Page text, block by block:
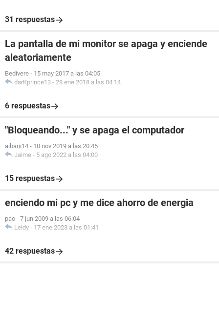
31 respuestas
La pantalla de mi monitor se apaga y enciende
aleatoriamente
Bedivere - 15 may 2017 a las 04:05
darKprince13 - 28 ene 2018 a las 04:14
6 respuestas
"Bloqueando..." y se apaga el computador
aibani14 - 10 nov 2019 a las 20:45
Jaime - 5 ago 2022 a las 04:00
15 respuestas
enciendo mi pc y me dice ahorro de energia
pao - 7 jun 2009 a las 06:04
Leidy - 17 ene 2023 a las 01:41
42 respuestas